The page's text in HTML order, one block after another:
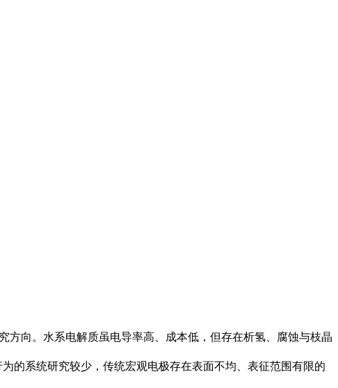
向。水系电解质虽电导率高、成本低，但存在析氢、腐蚀与枝晶
的系统研究较少，传统宏观电极存在表面不均、表征范围有限的